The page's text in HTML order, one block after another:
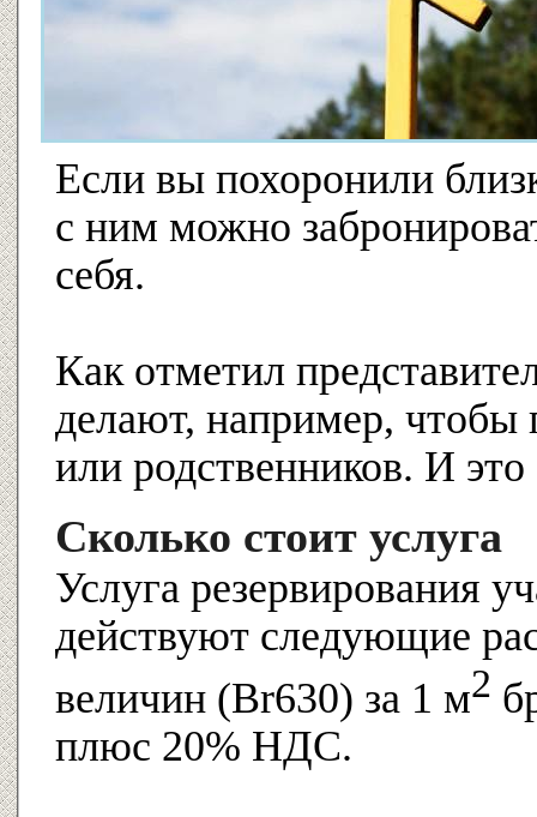
Если вы похоронили
с ним можно
себя.
Как отметил
делают, например, чтобы
или родственников. И
Сколько стоит услуга
Услуга резервирования
действуют следующие
величин (Br630) за 1 м2
плюс 20% НДС.